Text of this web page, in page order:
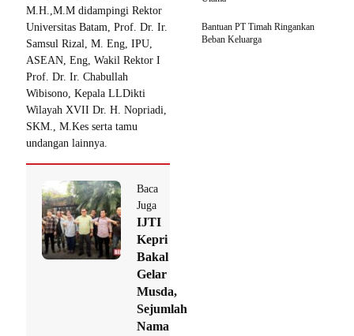
M.H.,M.M didampingi Rektor
Universitas Batam, Prof. Dr. Ir.
Samsul Rizal, M. Eng, IPU,
ASEAN, Eng, Wakil Rektor I
Prof. Dr. Ir. Chabullah
Wibisono, Kepala LLDikti
Wilayah XVII Dr. H. Nopriadi,
SKM., M.Kes serta tamu
undangan lainnya.
Baca
Juga
IJTI
Kepri
Bakal
Gelar
Musda,
Sejumlah
Nama
Bantuan PT Timah Ringankan
Beban Keluarga